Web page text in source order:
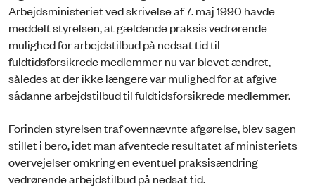
Arbejdsministeriet ved skrivelse af 7. maj 1990 havde
meddelt styrelsen, at gældende praksis vedrørende
mulighed for arbejdstilbud på nedsat tid til
fuldtidsforsikrede medlemmer nu var blevet ændret,
således at der ikke længere var mulighed for at afgive
sådanne arbejdstilbud til fuldtidsforsikrede medlemmer.
Forinden styrelsen traf ovennævnte afgørelse, blev sagen
stillet i bero, idet man afventede resultatet af ministeriets
overvejelser omkring en eventuel praksisændring
vedrørende arbejdstilbud på nedsat tid.